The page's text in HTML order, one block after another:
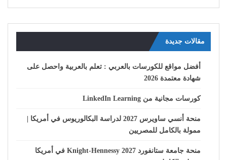
مقالات جديدة
أفضل مواقع للكورسات بالعربي : تعلم بالعربية واحصل على
شهادة معتمدة 2026
كورسات مجانية من LinkedIn Learning
منحة أنسي ساويرس 2027 لدراسة البكالوريوس في أمريكا |
ممولة بالكامل للمصريين
منحة جامعة ستانفورد Knight-Hennessy 2027 في أمريكا